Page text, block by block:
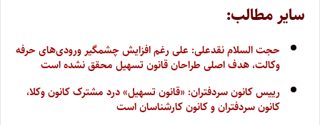
سایر مطالب:
حجت السلام نقدعلی: علی رغم افزایش چشمگیر ورودی‌های حرفه
وکالت، هدف اصلی طراحان قانون تسهیل محقق نشده است
رییس کانون سردفتران: «قانون تسهیل» درد مشترک کانون وکلا،
کانون سردفتران و کانون کارشناسان است